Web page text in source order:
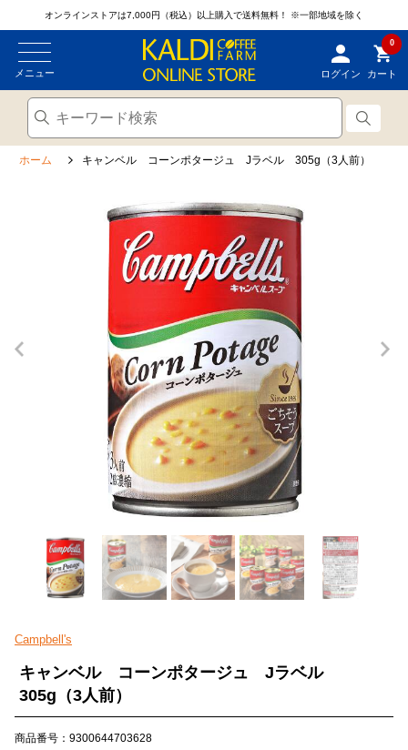
オンラインストアは7,000円（税込）以上購入で送料無料！ ※一部地域を除く
メニュー ログイン
0
カート
ホーム キャンベル コーンポタージュ Jラベル 305g（3人前）
Campbell's
キャンベル コーンポタージュ Jラベル
305g（3人前）
商品番号：9300644703628